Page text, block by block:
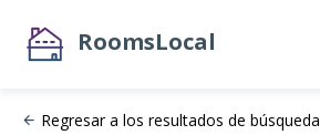
RoomsLocal
Regresar a los resultados de búsqueda